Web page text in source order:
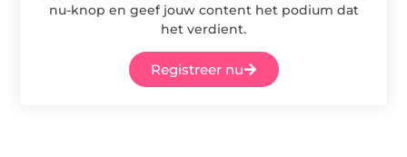
nu-knop en geef jouw content het podium dat
het verdient.
Registreer nu